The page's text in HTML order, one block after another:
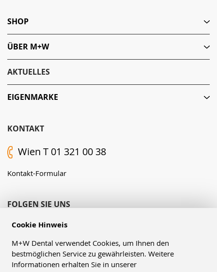
Cookie Hinweis
M+W Dental verwendet Cookies, um Ihnen den
bestmöglichen Service zu gewährleisten. Weitere
Informationen erhalten Sie in unserer
KONTAKT
Wien T 01 321 00 38
Kontakt-Formular
FOLGEN SIE UNS
SHOP
ÜBER M+W
AKTUELLES
EIGENMARKE